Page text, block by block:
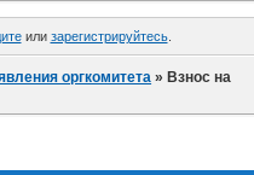
или зарегистрируйтесь.
оргкомитета »Взнос на